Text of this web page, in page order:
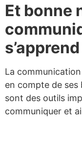
Et bonne
s’apprend
La
en compte de ses
sont des outils
communiquer et